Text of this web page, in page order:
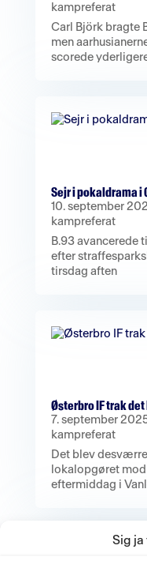
Sig ja
kampreferat
Carl Björk bragte
men
scorede
Sejr i pokaldrama i
10. september
kampreferat
B.93 avancerede
efter
tirsdag aften
Østerbro IF trak
7. september
kampreferat
Det blev
lokalopgøret
eftermiddag i